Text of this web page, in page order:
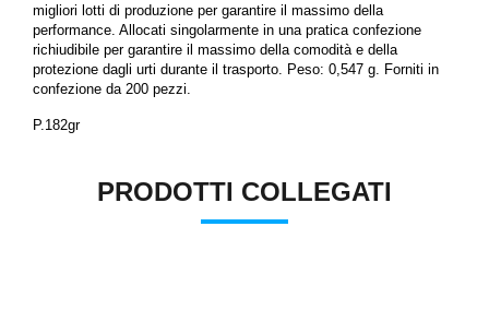
migliori lotti di produzione per garantire il massimo della
performance. Allocati singolarmente in una pratica confezione
richiudibile per garantire il massimo della comodità e della
protezione dagli urti durante il trasporto. Peso: 0,547 g. Forniti in
confezione da 200 pezzi.
P.182gr
PRODOTTI COLLEGATI